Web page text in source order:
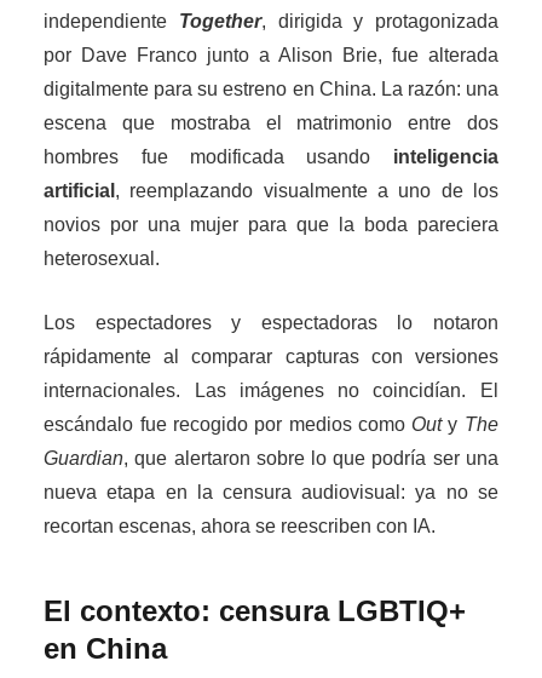
independiente Together, dirigida y protagonizada
por Dave Franco junto a Alison Brie, fue alterada
digitalmente para su estreno en China. La razón: una
escena que mostraba el matrimonio entre dos
hombres fue modificada usando inteligencia
artificial , reemplazando visualmente a uno de los
novios por una mujer para que la boda pareciera
heterosexual.
Los espectadores y espectadoras lo notaron
rápidamente al comparar capturas con versiones
internacionales. Las imágenes no coincidían. El
escándalo fue recogido por medios como Outy The
Guardian, que alertaron sobre lo que podría ser una
nueva etapa en la censura audiovisual: ya no se
recortan escenas, ahora se reescriben con IA.
El contexto: censura LGBTIQ+
en China